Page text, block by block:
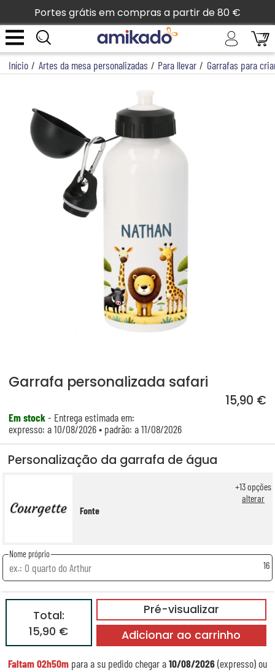
Portes grátis em compras a partir de 80 €
Início / Artes da mesa personalizadas / Para llevar / Garrafas para
Garrafa personalizada safari
15,90 €
Em stock- Entrega estimada em:
expresso: a 10/08/2026 • padrão: a 11/08/2026
Personalização da garrafa de água
Fonte
+13opções
alterar
Nome próprio
16
Pré-visualizar
Total:
15,90 €
Adicionar ao carrinho
Faltam02h50m para a su pedido chegar a10/08/2026(expresso) ou